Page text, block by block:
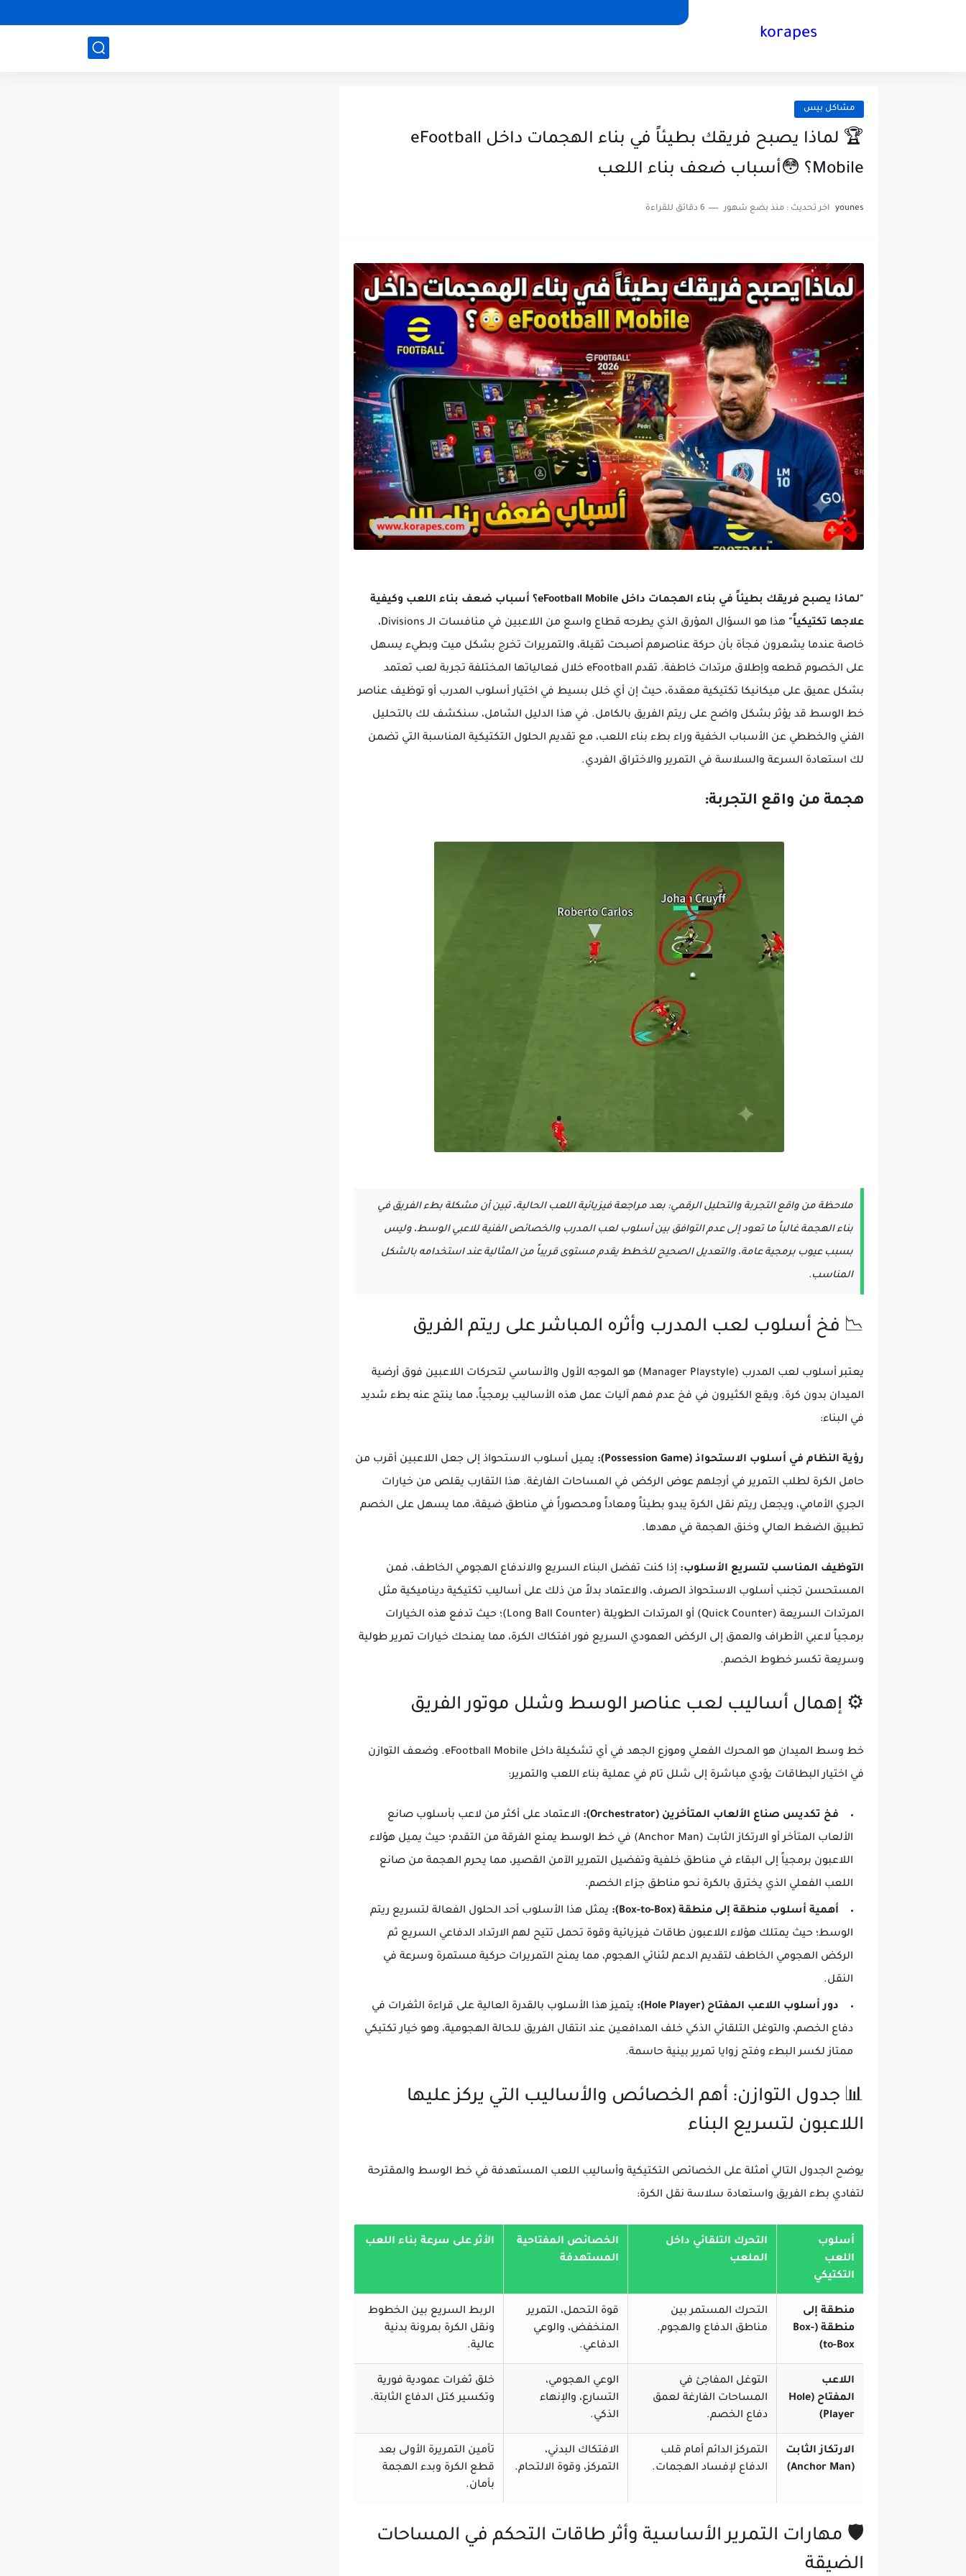
korapes
مشاكل بيس
🏆 لماذا يصبح فريقك بطيئاً في بناء الهجمات داخل eFootball
Mobile؟ 😳أسباب ضعف بناء اللعب
younes اخر تحديث : منذ بضع شهور 6 دقائق للقراءة
"لماذا يصبح فريقك بطيئاً في بناء الهجمات داخل eFootball Mobile؟ أسباب ضعف بناء اللعب وكيفية
علاجها تكتيكياً"
هذا هو السؤال المؤرق الذي يطرحه قطاع واسع من اللاعبين في منافسات الـ Divisions،
خاصة عندما يشعرون فجأة بأن حركة عناصرهم أصبحت ثقيلة، والتمريرات تخرج بشكل ميت وبطيء يسهل
على الخصوم قطعه وإطلاق مرتدات خاطفة. تقدم eFootball خلال فعالياتها المختلفة تجربة لعب تعتمد
بشكل عميق على ميكانيكا تكتيكية معقدة، حيث إن أي خلل بسيط في اختيار أسلوب المدرب أو توظيف عناصر
خط الوسط قد يؤثر بشكل واضح على ريتم الفريق بالكامل. في هذا الدليل الشامل، سنكشف لك بالتحليل
الفني والخططي عن الأسباب الخفية وراء بطء بناء اللعب، مع تقديم الحلول التكتيكية المناسبة التي تضمن
لك استعادة السرعة والسلاسة في التمرير والاختراق الفردي.
هجمة من واقع التجربة:
ملاحظة من واقع التجربة والتحليل الرقمي: بعد مراجعة فيزيائية اللعب الحالية، تبين أن مشكلة بطء الفريق في
بناء الهجمة غالباً ما تعود إلى عدم التوافق بين أسلوب لعب المدرب والخصائص الفنية للاعبي الوسط، وليس
بسبب عيوب برمجية عامة، والتعديل الصحيح للخطط يقدم مستوى قريباً من المثالية عند استخدامه بالشكل
المناسب.
📉 فخ أسلوب لعب المدرب وأثره المباشر على ريتم الفريق
يعتبر أسلوب لعب المدرب (Manager Playstyle) هو الموجه الأول والأساسي لتحركات اللاعبين فوق أرضية
الميدان بدون كرة. ويقع الكثيرون في فخ عدم فهم آليات عمل هذه الأساليب برمجياً، مما ينتج عنه بطء شديد
في البناء:
رؤية النظام في أسلوب الاستحواذ (Possession Game):
يميل أسلوب الاستحواذ إلى جعل اللاعبين أقرب من
حامل الكرة لطلب التمرير في أرجلهم عوض الركض في المساحات الفارغة. هذا التقارب يقلص من خيارات
الجري الأمامي، ويجعل ريتم نقل الكرة يبدو بطيئاً ومعاداً ومحصوراً في مناطق ضيقة، مما يسهل على الخصم
تطبيق الضغط العالي وخنق الهجمة في مهدها.
التوظيف المناسب لتسريع الأسلوب: إذا كنت تفضل البناء السريع والاندفاع الهجومي الخاطف، فمن
المستحسن تجنب أسلوب الاستحواذ الصرف، والاعتماد بدلاً من ذلك على أساليب تكتيكية ديناميكية مثل
المرتدات السريعة (Quick Counter) أو المرتدات الطويلة (Long Ball Counter)؛ حيث تدفع هذه الخيارات
برمجياً لاعبي الأطراف والعمق إلى الركض العمودي السريع فور افتكاك الكرة، مما يمنحك خيارات تمرير طولية
وسريعة تكسر خطوط الخصم.
⚙️ إهمال أساليب لعب عناصر الوسط وشلل موتور الفريق
خط وسط الميدان هو المحرك الفعلي وموزع الجهد في أي تشكيلة داخل eFootball Mobile. وضعف التوازن
في اختيار البطاقات يؤدي مباشرة إلى شلل تام في عملية بناء اللعب والتمرير:
فخ تكديس صناع الألعاب المتأخرين (Orchestrator):
الاعتماد على أكثر من لاعب بأسلوب صانع
الألعاب المتأخر أو الارتكاز الثابت (Anchor Man) في خط الوسط يمنع الفرقة من التقدم؛ حيث يميل هؤلاء
اللاعبون برمجياً إلى البقاء في مناطق خلفية وتفضيل التمرير الآمن القصير، مما يحرم الهجمة من صانع
اللعب الفعلي الذي يخترق بالكرة نحو مناطق جزاء الخصم.
أهمية أسلوب منطقة إلى منطقة (Box-to-Box):
يمثل هذا الأسلوب أحد الحلول الفعالة لتسريع ريتم
الوسط؛ حيث يمتلك هؤلاء اللاعبون طاقات فيزيائية وقوة تحمل تتيح لهم الارتداد الدفاعي السريع ثم
الركض الهجومي الخاطف لتقديم الدعم لثنائي الهجوم، مما يمنح التمريرات حركية مستمرة وسرعة في
النقل.
دور أسلوب اللاعب المفتاح (Hole Player):
يتميز هذا الأسلوب بالقدرة العالية على قراءة الثغرات في
دفاع الخصم، والتوغل التلقائي الذكي خلف المدافعين عند انتقال الفريق للحالة الهجومية، وهو خيار تكتيكي
ممتاز لكسر البطء وفتح زوايا تمرير بينية حاسمة.
📊 جدول التوازن: أهم الخصائص والأساليب التي يركز عليها
اللاعبون لتسريع البناء
يوضح الجدول التالي أمثلة على الخصائص التكتيكية وأساليب اللعب المستهدفة في خط الوسط والمقترحة
لتفادي بطء الفريق واستعادة سلاسة نقل الكرة:
أسلوب
اللعب
التكتيكي
التحرك التلقائي داخل
الملعب
الخصائص المفتاحية
المستهدفة
الأثر على سرعة بناء اللعب
منطقة إلى
منطقة (Box-
to-Box)
التحرك المستمر بين
مناطق الدفاع والهجوم.
قوة التحمل، التمرير
المنخفض، والوعي
الدفاعي.
الربط السريع بين الخطوط
ونقل الكرة بمرونة بدنية
عالية.
اللاعب
المفتاح (Hole
Player)
التوغل المفاجئ في
المساحات الفارغة لعمق
دفاع الخصم.
الوعي الهجومي،
التسارع، والإنهاء
الذكي.
خلق ثغرات عمودية فورية
وتكسير كتل الدفاع الثابتة.
الارتكاز الثابت
(Anchor Man)
التمركز الدائم أمام قلب
الدفاع لإفساد الهجمات.
الافتكاك البدني،
التمركز، وقوة الالتحام.
تأمين التمريرة الأولى بعد
قطع الكرة وبدء الهجمة
بأمان.
🛡️ مهارات التمرير الأساسية وأثر طاقات التحكم في المساحات
الضيقة